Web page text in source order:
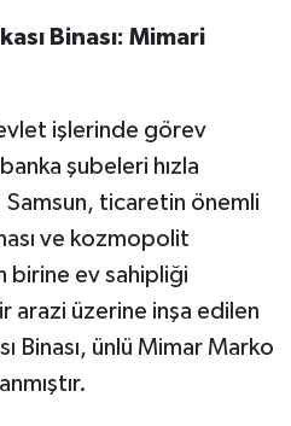
Binası: Mimari
işlerinde görev
şubeleri hızla
Samsun, ticaretin önemli
ve kozmopolit
birine ev sahipliği
arazi üzerine inşa edilen
Binası, ünlü Mimar Marko